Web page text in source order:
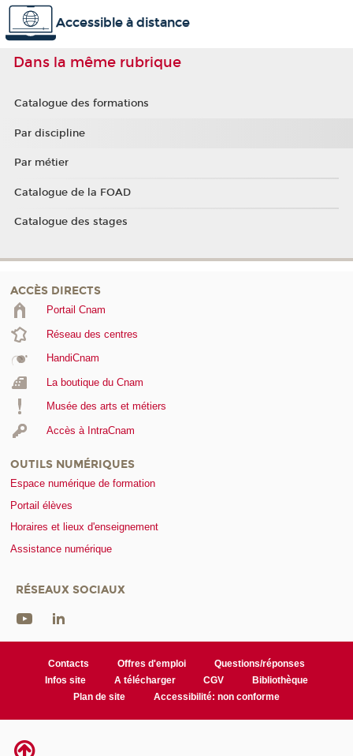
Accessible à distance
Dans la même rubrique
Catalogue des formations
Par discipline
Par métier
Catalogue de la FOAD
Catalogue des stages
ACCÈS DIRECTS
Portail Cnam
Réseau des centres
HandiCnam
La boutique du Cnam
Musée des arts et métiers
Accès à IntraCnam
OUTILS NUMÉRIQUES
Espace numérique de formation
Portail élèves
Horaires et lieux d'enseignement
Assistance numérique
RÉSEAUX SOCIAUX
Contacts Offres d'emploi
Questions/réponses
Infos site
A télécharger CGV
Bibliothèque
Plan de site
Accessibilité: non conforme